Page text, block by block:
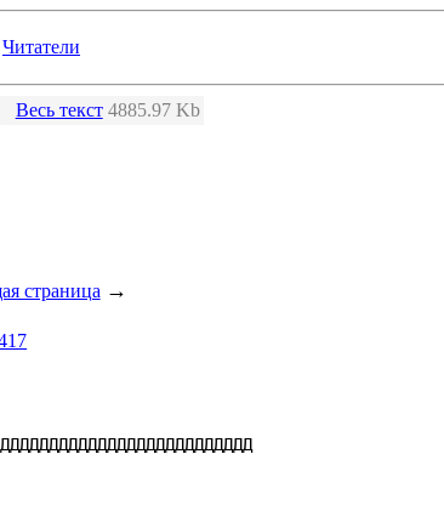
Читатели
Весь текст 4885.97 Kb
страница →